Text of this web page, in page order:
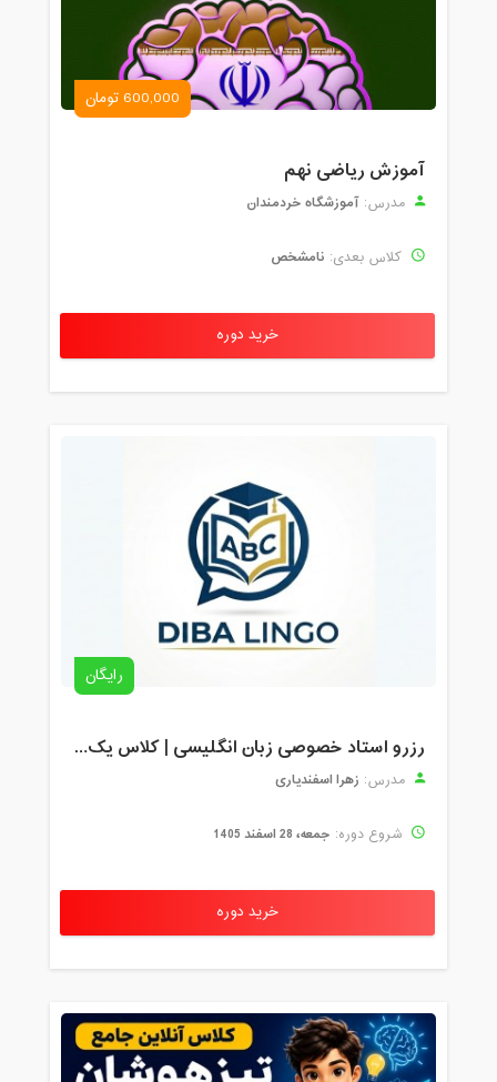
600,000 تومان
آموزش ریاضی نهم
مدرس: آموزشگاه خردمندان
کلاس بعدی: نامشخص
خرید دوره
رایگان
رزرو استاد خصوصی زبان انگلیسی | کلاس یک‌نفره با زهرا اسفندیاری + مشاوره رایگان
مدرس: زهرا اسفندیاری
شروع دوره: جمعه، 28 اسفند 1405
خرید دوره